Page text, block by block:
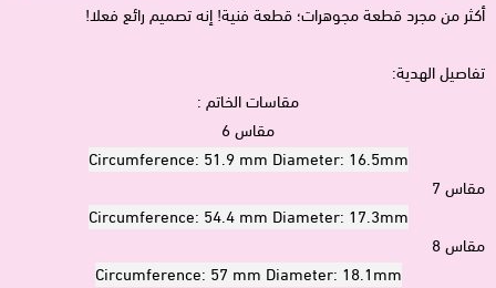
أكثر من مجرد قطعة مجوهرات؛ قطعة فنية! إنه تصميم رائع فعلا!
تفاصيل الهدية:
مقاسات الخاتم :
مقاس 6
Circumference: 51.9 mm Diameter: 16.5mm
مقاس 7
Circumference: 54.4 mm Diameter: 17.3mm
مقاس 8
Circumference: 57 mm Diameter: 18.1mm